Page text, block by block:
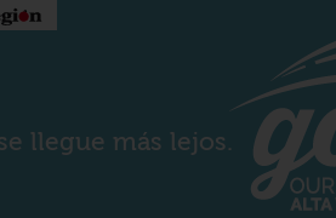
llegue más lejos.